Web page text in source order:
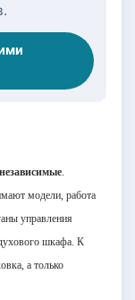
независимые.
модели, работа
управления
шкафа. К
а только